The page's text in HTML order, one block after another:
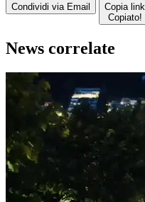
Condividi via Email
Copia link
Copiato!
News correlate